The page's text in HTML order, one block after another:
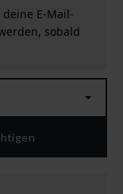
E-Mail-
sobald